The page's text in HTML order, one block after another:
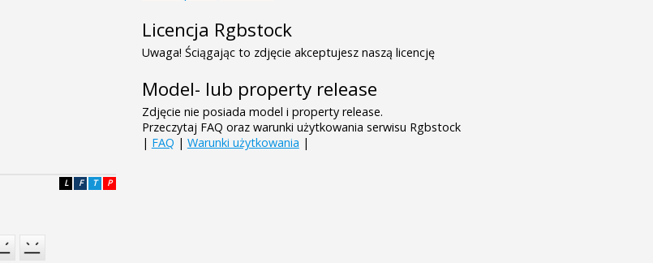
P
T
F
L
Licencja Rgbstock
Uwaga! Ściągając to zdjęcie akceptujesz naszą licencję
Model- lub property release
Zdjęcie nie posiada model i property release.
Przeczytaj FAQ oraz warunki użytkowania serwisu Rgbstock
| FAQ | Warunki użytkowania |